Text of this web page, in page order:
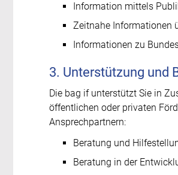
Information mittels
Zeitnahe Informationen
Informationen zu
3. Unterstützung und
Die bag if unterstützt Sie in
öffentlichen oder privaten
Ansprechpartnern:
Beratung und
Beratung in der